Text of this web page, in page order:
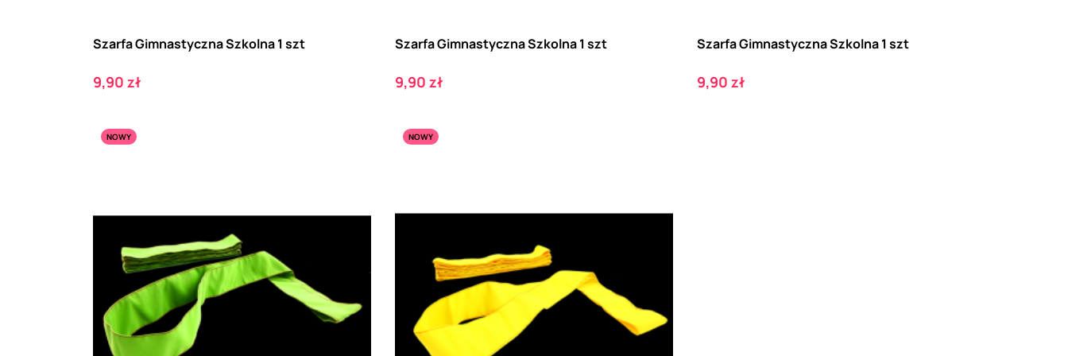
Szarfa Gimnastyczna Szkolna 1 szt
Cena
9,90 zł
Szarfa Gimnastyczna Szkolna 1 szt
Cena
9,90 zł
Szarfa Gimnastyczna Szkolna 1 szt
Cena
9,90 zł
NOWY NOWY